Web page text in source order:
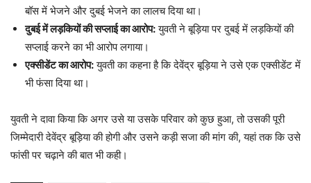
बॉस में भेजने और दुबई भेजने का लालच दिया था।
दुबई में लड़कियों की सप्लाई का आरोप:युवती ने बूड़िया पर दुबई में लड़कियों की
सप्लाई करने का भी आरोप लगाया।
एक्सीडेंट का आरोप:युवती का कहना है कि देवेंद्र बूड़िया ने उसे एक एक्सीडेंट में
भी फंसा दिया था।
युवती ने दावा किया कि अगर उसे या उसके परिवार को कुछ हुआ, तो उसकी पूरी
जिम्मेदारी देवेंद्र बूड़िया की होगी और उसने कड़ी सजा की मांग की, यहां तक कि उसे
फांसी पर चढ़ाने की बात भी कही।